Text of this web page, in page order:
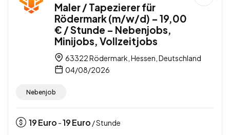
Maler / Tapezierer für
Rödermark (m/w/d) – 19,00
€ / Stunde – Nebenjobs,
Minijobs, Vollzeitjobs
63322 Rödermark, Hessen, Deutschland
04/08/2026
Nebenjob
19Euro -19Euro / Stunde